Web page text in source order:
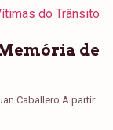
de
Caballero A partir